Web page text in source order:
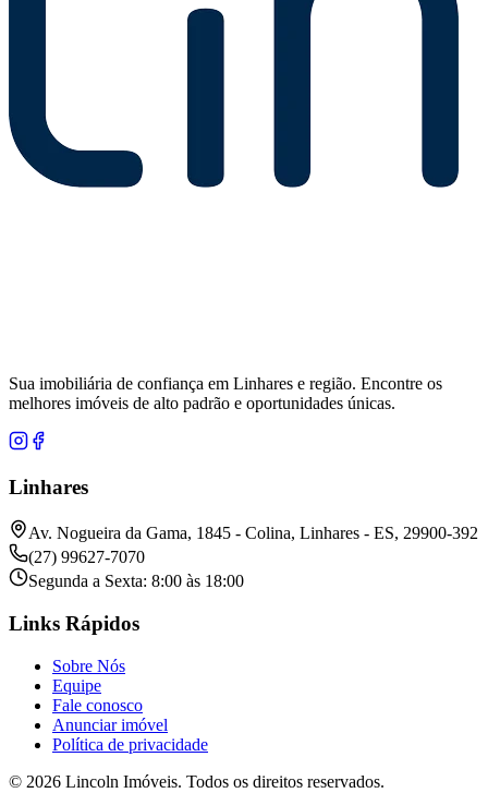
Sua imobiliária de confiança em Linhares e região. Encontre os
melhores imóveis de alto padrão e oportunidades únicas.
Linhares
Av. Nogueira da Gama, 1845 - Colina, Linhares - ES, 29900-392
(27) 99627-7070
Segunda a Sexta: 8:00 às 18:00
Links Rápidos
Sobre Nós
Equipe
Fale conosco
Anunciar imóvel
Política de privacidade
© 2026 Lincoln Imóveis. Todos os direitos reservados.